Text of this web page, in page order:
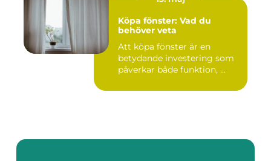
Köpa fönster: Vad du
behöver veta
Att köpa fönster är en
betydande investering som
påverkar både funktion, ...